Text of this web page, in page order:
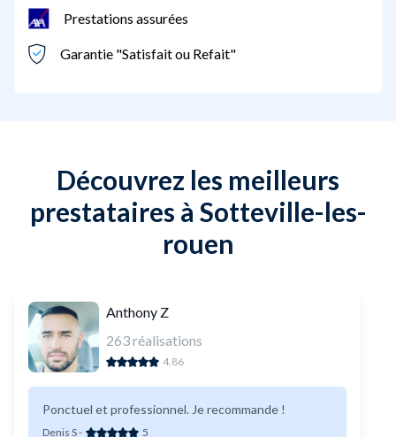
Prestations assurées
Garantie "Satisfait ou Refait"
Découvrez les meilleurs
prestataires à Sotteville-les-
rouen
Anthony Z
263réalisations
4.86
Ponctuel et professionnel. Je recommande !
Denis S- 5